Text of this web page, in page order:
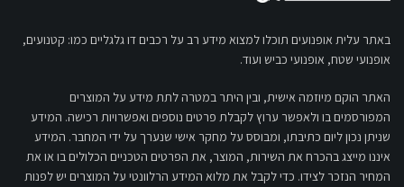
באתר עלית אופנועים תוכלו למצוא מידע רב על רכבים דו גלגליים כמו: קטנועים,
אופנועי שטח, אופנועי כביש ועוד.
האתר הוקם מיוזמה אישית, ובין היתר במטרה לתת מידע על המוצרים
המפורסמים בו ולאפשר ערוץ לקבלת פרטים נוספים ואפשרויות רכישה. המידע
שניתן נכון ליום כתיבתו, ומבוסס על מחקר אישי שנערך על ידי המחבר. המידע
איננו מייצג בהכרח את השירות, המוצר, את הפרטים הטכניים הכלולים בו או את
המחיר הנזכר לצידו. כדי לקבל את מלוא המידע הרלוונטי על המוצרים יש לפנות